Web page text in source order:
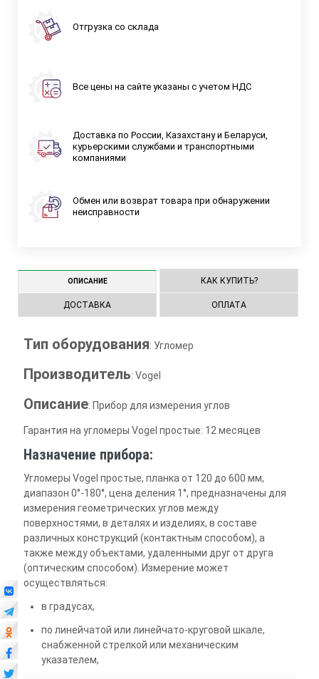
Отгрузка со склада
Все цены на сайте указаны с учетом НДС
Доставка по России, Казахстану и Беларуси,
курьерскими службами и транспортными
компаниями
Обмен или возврат товара при обнаружении
неисправности
ОПИСАНИЕ КАК КУПИТЬ?
ДОСТАВКА ОПЛАТА
Тип оборудования: Угломер
Производитель: Vogel
Описание: Прибор для измерения углов
Гарантия на угломеры Vogel простые: 12 месяцев
Назначение прибора:
Угломеры Vogel простые, планка от 120 до 600 мм,
диапазон 0°-180°, цена деления 1°, предназначены для
измерения геометрических углов между
поверхностями, в деталях и изделиях, в составе
различных конструкций (контактным способом), а
также между объектами, удаленными друг от друга
(оптическим способом). Измерение может
осуществляться:
в градусах,
по линейчатой или линейчато-круговой шкале,
снабженной стрелкой или механическим
указателем,